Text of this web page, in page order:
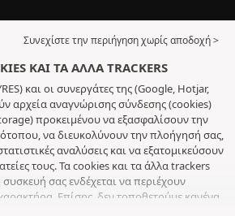
Συνεχίστε την περιήγηση χωρίς αποδοχή >
ΚΑΙ ΤΑ ΆΛΛΑ TRACKERS
και οι συνεργάτες της (Google, Hotjar,
αρχεία αναγνώρισης σύνδεσης (cookies)
προκειμένου να εξασφαλίσουν την
να διευκολύνουν την πλοήγησή σας,
αναλύσεις και να εξατομικεύσουν
τους. Τα cookies και τα άλλα trackers
σας ενδέχεται να περιέχουν
Επίσης, δεν τοποθετούμε κανένα